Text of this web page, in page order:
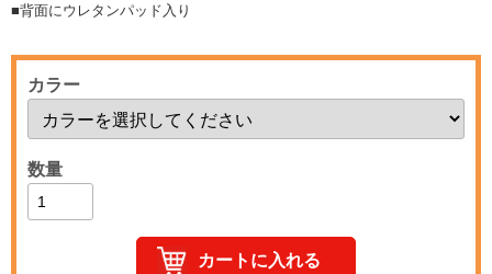
■背面にウレタンパッド入り
カラー
数量